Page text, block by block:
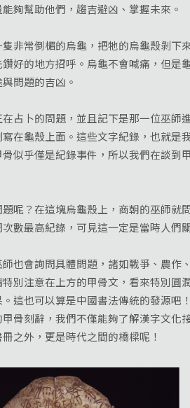
夠幫助他們，趨吉避凶、掌握未來。
常倒楣的烏龜，把牠的烏龜殼剝下
好的地方招呼。烏龜不會喊痛，但是
問題的吉凶。
卜的問題，並且記下是那一位巫師
在龜殼上面。這些文字紀錄，也就是
似乎僅是紀錄事件，所以我們在談到
？在這塊烏龜殼上，商朝的巫師就
數最高紀錄，可見這一定是當時人們
也會詢問具體問題，諸如戰爭、農作
別注意在上方的甲骨文，看來特別圓
這也可以算是中國書法傳統的發源吧
骨刻辭，我們不僅能夠了解漢字文化
之外，更是時代之間的橋樑呢！